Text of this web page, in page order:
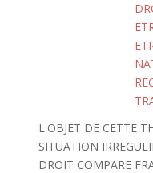
L'OBJET DE CETTE
SITUATION
DROIT COMPARE